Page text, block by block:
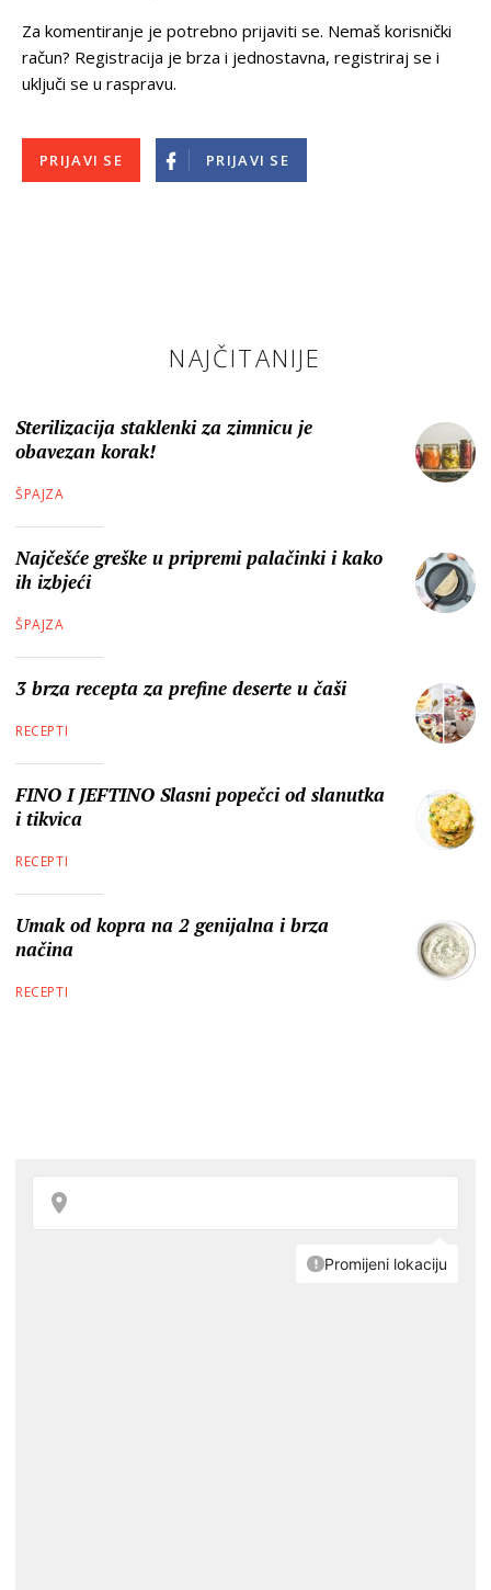
Za komentiranje je potrebno prijaviti se. Nemaš korisnički
račun? Registracija je brza i jednostavna, registriraj se i
uključi se u raspravu.
PRIJAVI SE PRIJAVI SE
NAJČITANIJE
Sterilizacija staklenki za zimnicu je
obavezan korak!
ŠPAJZA
Najčešće greške u pripremi palačinki i kako
ih izbjeći
ŠPAJZA
3 brza recepta za prefine deserte u čaši
RECEPTI
FINO I JEFTINO Slasni popečci od slanutka
i tikvica
RECEPTI
Umak od kopra na 2 genijalna i brza
načina
RECEPTI